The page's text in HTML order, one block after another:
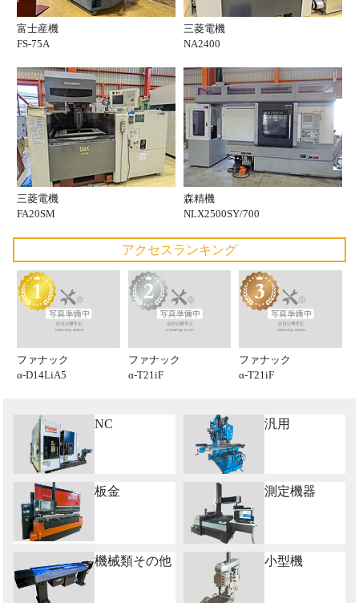
富士産機
FS-75A
三菱電機
NA2400
三菱電機
FA20SM
森精機
NLX2500SY/700
アクセスランキング
ファナック
α-D14LiA5
ファナック
α-T21iF
ファナック
α-T21iF
NC 汎用
板金 測定機器
機械類その他 小型機